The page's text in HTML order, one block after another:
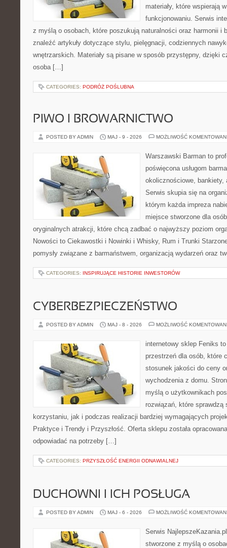
materiały, które wspierają
funkcjonowaniu. Serwis
z myślą o osobach, które poszukują naturalności oraz harmonii i
znaleźć artykuły dotyczące stylu, pielęgnacji, codziennych
wnętrzarskich. Materiały są pisane w sposób przystępny, dzięki
osoba […]
CATEGORIES: PODRÓŻ POŚLUBNA
PIWO I BROWARNICTWO
POSTED BY ADMIN MAJ - 9 - 2026 MOŻLIWOŚĆ
Warszawski Barman to
poświęcona usługom
okolicznościowe,
Serwis skupia się na
którym każda impreza
miejsce stworzone dla
oryginalnych atrakcji, które chcą zadbać o najwyższy poziom
Nowości to Ciekawostki i Nowinki i Whisky, Rum i Trunki
pomysły związane z barmaństwem, organizacją wydarzeń oraz
CATEGORIES: INSPIRUJĄCE HISTORIE INWESTORÓW
CYBERBEZPIECZEŃSTWO
POSTED BY ADMIN MAJ - 8 - 2026 MOŻLIWOŚĆ
internetowy sklep Feniks
przestrzeń dla osób, które
stosunek jakości do ceny
wychodzenia z domu.
myślą o użytkownikach
rozwiązań, które sprawdzą
korzystaniu, jak i podczas realizacji bardziej wymagających
Praktyce i Trendy i Przyszłość. Oferta sklepu została
odpowiadać na potrzeby […]
CATEGORIES: PRZYSZŁOŚĆ ENERGII ODNAWIALNEJ
DUCHOWNI I ICH POSŁUGA
POSTED BY ADMIN MAJ - 6 - 2026 MOŻLIWOŚĆ
Serwis
stworzone z myślą o